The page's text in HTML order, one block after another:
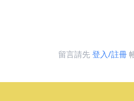
留言請先登入/註冊